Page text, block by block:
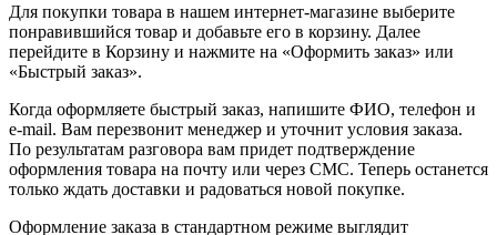
Для покупки товара в нашем интернет-магазине выберите
понравившийся товар и добавьте его в корзину. Далее
перейдите в Корзину и нажмите на «Оформить заказ» или
«Быстрый заказ».
Когда оформляете быстрый заказ, напишите ФИО, телефон и
e-mail. Вам перезвонит менеджер и уточнит условия заказа.
По результатам разговора вам придет подтверждение
оформления товара на почту или через СМС. Теперь останется
только ждать доставки и радоваться новой покупке.
Оформление заказа в стандартном режиме выглядит